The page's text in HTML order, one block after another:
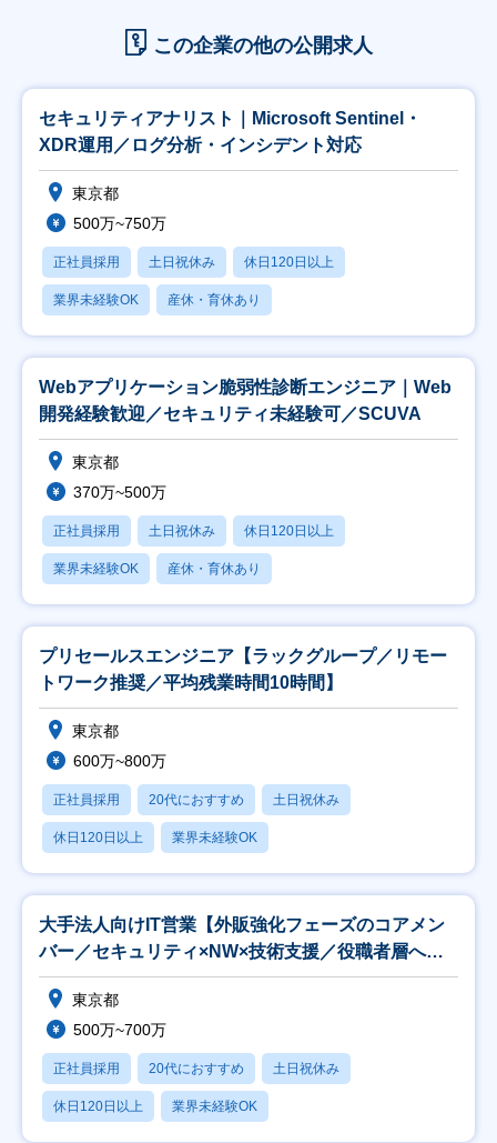
この企業の他の公開求人
セキュリティアナリスト｜Microsoft Sentinel・
XDR運用／ログ分析・インシデント対応
東京都
500万~750万
正社員採用 土日祝休み 休日120日以上
業界未経験OK 産休・育休あり
Webアプリケーション脆弱性診断エンジニア｜Web
開発経験歓迎／セキュリティ未経験可／SCUVA
東京都
370万~500万
正社員採用 土日祝休み 休日120日以上
業界未経験OK 産休・育休あり
プリセールスエンジニア【ラックグループ／リモー
トワーク推奨／平均残業時間10時間】
東京都
600万~800万
正社員採用 20代におすすめ 土日祝休み
休日120日以上 業界未経験OK
大手法人向けIT営業【外販強化フェーズのコアメン
バー／セキュリティ×NW×技術支援／役職者層へ提
案】
東京都
500万~700万
正社員採用 20代におすすめ 土日祝休み
休日120日以上 業界未経験OK